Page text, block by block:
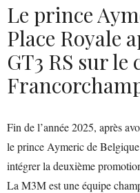
Le prince
Place Royale
GT3 RS sur
Fin de l’année 2025, après
le prince Aymeric de
intégrer la deuxième
La M3M est une équipe